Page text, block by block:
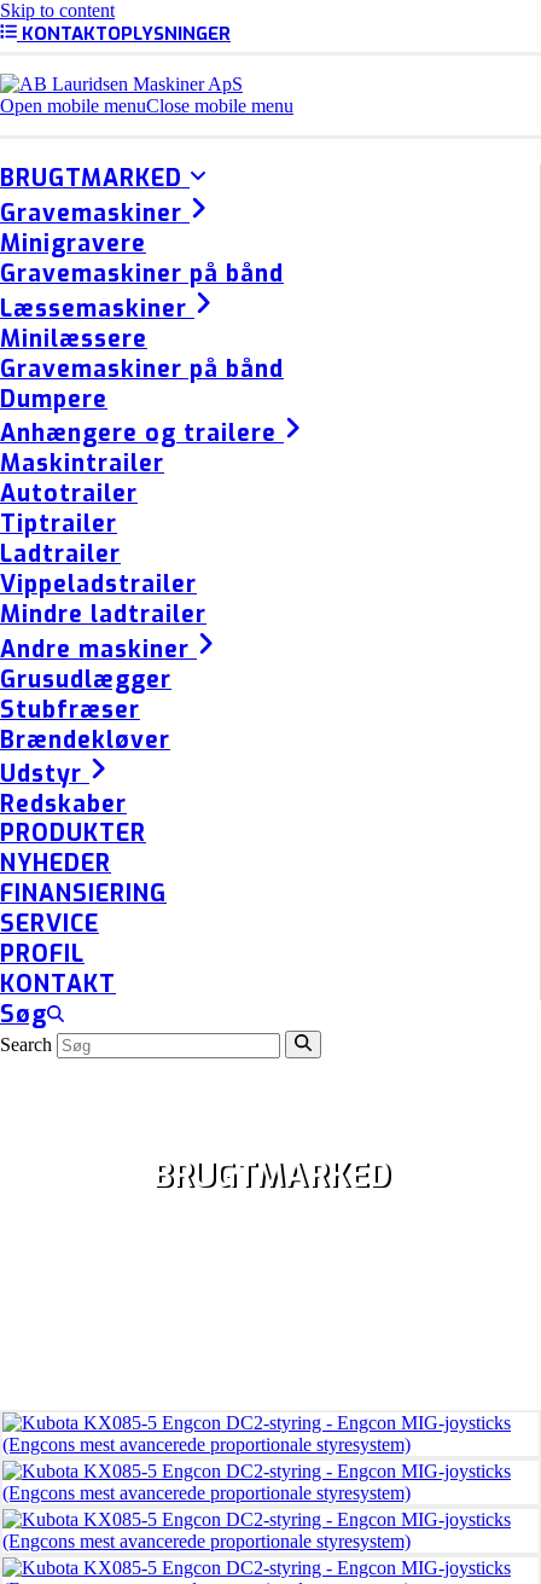
Skip to content
KONTAKTOPLYSNINGER
Open mobile menuClose mobile menu
BRUGTMARKED
Gravemaskiner
Minigravere
Gravemaskiner på bånd
Læssemaskiner
Minilæssere
Gravemaskiner på bånd
Dumpere
Anhængere og trailere
Maskintrailer
Autotrailer
Tiptrailer
Ladtrailer
Vippeladstrailer
Mindre ladtrailer
Andre maskiner
Grusudlægger
Stubfræser
Brændekløver
Udstyr
Redskaber
PRODUKTER
NYHEDER
FINANSIERING
SERVICE
PROFIL
KONTAKT
Søg
Search
BRUGTMARKED